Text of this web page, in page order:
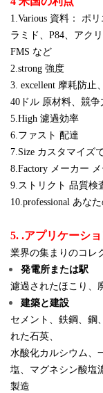
1.Various 資料： ポ
ラミド、P84、アク
FMS など
2.strong 強度
3. excellent 摩耗防止
40ドル 原材料、競
5.High 濾過効率
6.ファスト 配達
7.Size カスタマイズ
8.Factory メーカー
9.ストリクト 品質検
10.professional あな
5. .アプリケーシ
業界の集まりのコレ
発電所または駅
濾過されたほこり、
建築と建設
セメント、鉄鋼、鋼
れた石英、
水酸化カルシウム、
塩、マグネシン酸塩
製造